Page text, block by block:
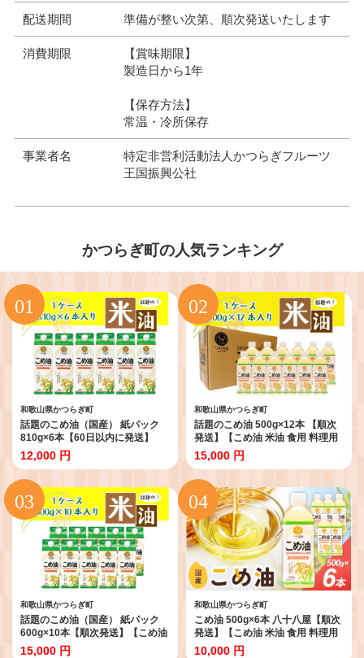
配送期間 準備が整い次第、順次発送いたします
消費期限
【賞味期限】
製造日から1年
【保存方法】
常温・冷所保存
事業者名
特定非営利活動法人かつらぎフルーツ
王国振興公社
かつらぎ町の人気ランキング
和歌山県かつらぎ町
話題のこめ油（国産） 紙パック
810g×6本【60日以内に発送】
【こめ油 米油 食用 料理用油 調理
用油 こめあぶら 揚げ物 天ぷら オ
イル 築野食品 健康 お米 ギフト 贈
答用】
12,000 円
和歌山県かつらぎ町
話題のこめ油 500g×12本 【順次
発送】【こめ油 米油 食用 料理用
油 調理用油 こめあぶら 揚げ物 天
ぷら オイル 築野食品 健康 お米 ギ
フト 贈答用】
15,000 円
和歌山県かつらぎ町
話題のこめ油（国産） 紙パック
600g×10本【順次発送】【こめ油
米油 食用 料理用油 調理用油 こめ
15,000 円
和歌山県かつらぎ町
こめ油 500g×6本 八十八屋【順次
発送】【こめ油 米油 食用 料理用
油 調理用油 こめあぶら 揚げ物 天
10,000 円